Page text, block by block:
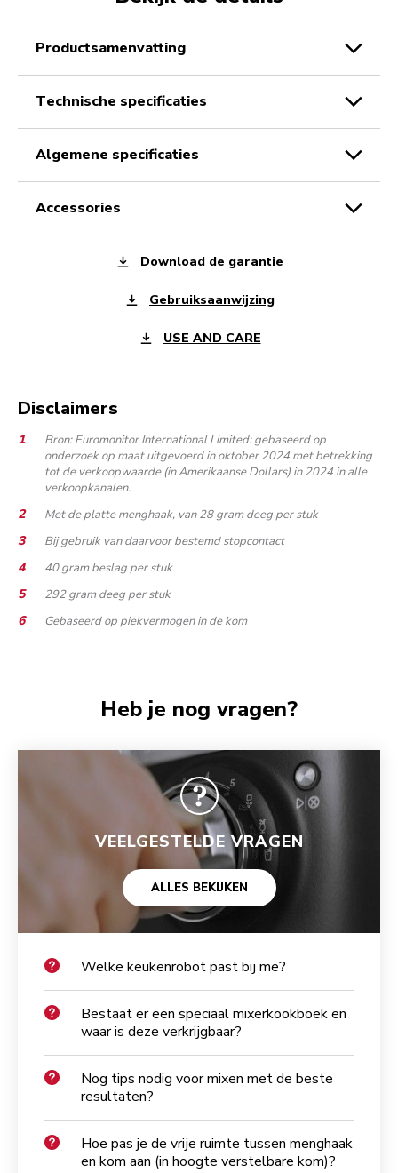
productsamenvatting
technische specificaties
algemene specificaties
accessories
Download de garantie
Gebruiksaanwijzing
USE AND CARE
Disclaimers
Bron: Euromonitor International Limited: gebaseerd op
onderzoek op maat uitgevoerd in oktober 2024 met betrekking
tot de verkoopwaarde (in Amerikaanse Dollars) in 2024 in alle
verkoopkanalen.
Met de platte menghaak, van 28 gram deeg per stuk
Bij gebruik van daarvoor bestemd stopcontact
40 gram beslag per stuk
292 gram deeg per stuk
Gebaseerd op piekvermogen in de kom
Heb je nog vragen?
VEELGESTELDE VRAGEN
ALLES BEKIJKEN
Welke keukenrobot past bij me?
Bestaat er een speciaal mixerkookboek en
waar is deze verkrijgbaar?
Nog tips nodig voor mixen met de beste
resultaten?
Hoe pas je de vrije ruimte tussen menghaak
en kom aan (in hoogte verstelbare kom)?